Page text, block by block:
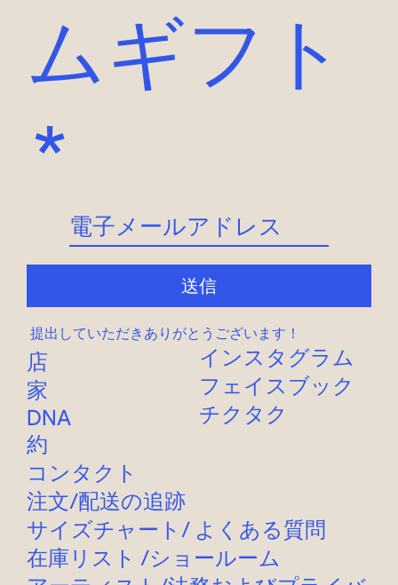
ムギフト
*
店
家
DNA
約
コンタクト
インスタグラム
フェイスブック
チクタク
送信
提出していただきありがとうございます！
注文/配送の追跡
サイズチャート / よくある質問
在庫リスト /ショールーム